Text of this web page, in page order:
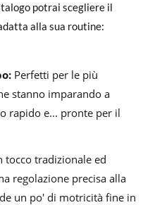
potrai scegliere il
alla sua routine:
Perfetti per le più
stanno imparando a
rapido e... pronte per il
tocco tradizionale ed
regolazione precisa alla
un po' di motricità fine in